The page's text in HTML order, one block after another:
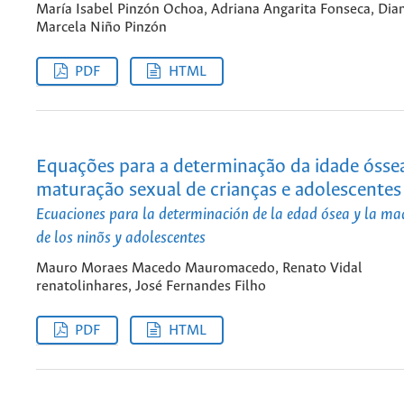
María Isabel Pinzón Ochoa, Adriana Angarita Fonseca,
Marcela Niño Pinzón
PDF HTML
Equações para a determinação da idade
maturação sexual de crianças e adolescentes
Ecuaciones para la determinación de la edad ósea y la
de los ninõs y adolescentes
Mauro Moraes Macedo Mauromacedo, Renato Vidal
renatolinhares, José Fernandes Filho
PDF HTML